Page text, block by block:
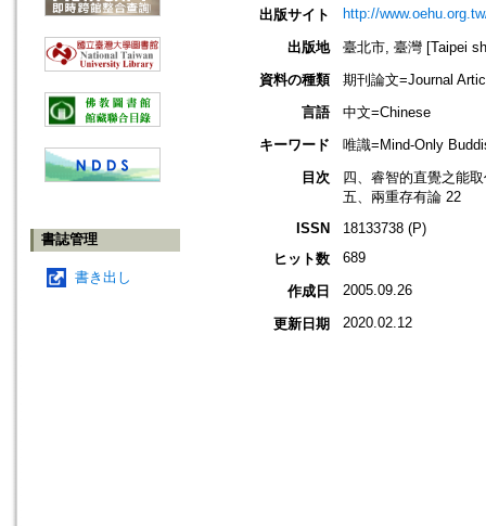
書誌管理
書き出し
出版サイト
http://
出版地
臺北市, 臺灣 [Taipei
資料の種類
期刊論文=Journal
言語
中文=Chinese
キーワード
唯識=Mind-Only
目次
四、睿智的直覺之能
五、兩重存有論 22
ISSN
18133738 (P)
ヒット数
689
作成日 2005.09.26
更新日期 2020.02.12